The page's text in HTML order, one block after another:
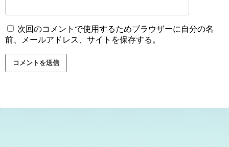
次回のコメントで使用するためブラウザーに自分の名
前、メールアドレス、サイトを保存する。